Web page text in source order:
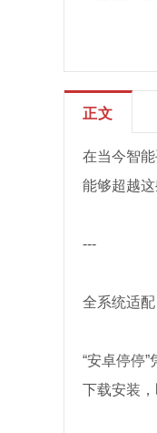
正文
在当今智
能够超越这
---
全系统适
“安卓停停
下载安装，